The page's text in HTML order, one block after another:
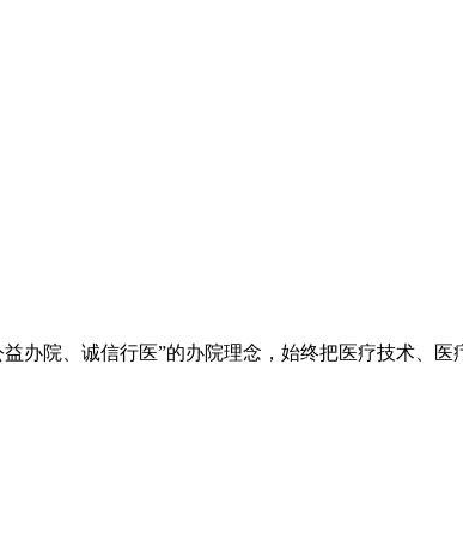
办院、诚信行医”的办院理念，始终把医疗技术、医